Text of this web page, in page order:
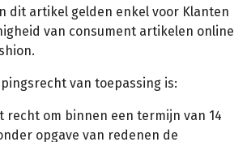
dit artikel gelden enkel voor Klanten
van consument artikelen online
van toepassing is:
recht om binnen een termijn van 14
opgave van redenen de